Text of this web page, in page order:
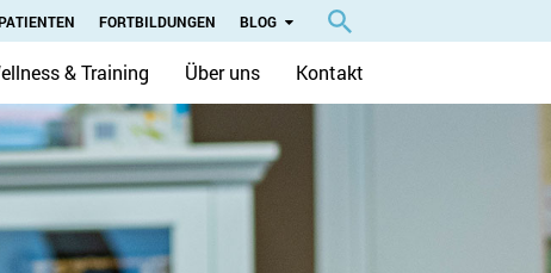
FORTBILDUNGEN BLOG
& Training Über uns Kontakt